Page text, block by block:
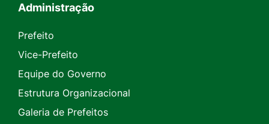
Administração
Prefeito
Vice-Prefeito
Equipe do Governo
Estrutura Organizacional
Galeria de Prefeitos